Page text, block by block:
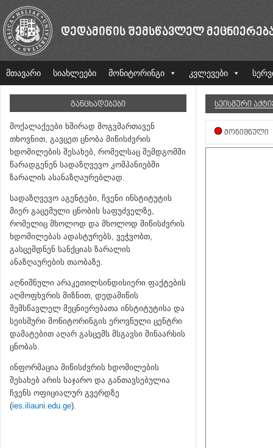
ᲓᲔᲓᲐᲛᲘᲬᲘᲡ ᲨᲔᲛᲡᲬᲐᲕᲚᲔᲚ
მთავარი სიახლეები მონიტორინგი კვლევები
ᲒᲐᲜᲪᲮᲐᲓᲔᲑᲔᲑᲘ
მოქალაქეები ხშირად მოგვმართავენ
თხოვნით, გავცეთ ცნობა მიწისძვრის
ხდომილების შესახებ, რომელსაც შემდგომში
წარადგენენ სადაზღვევო კომპანიებში
ზარალის ასანაზღაურებლად.
სადაზღვევო აგენტები, ჩვენი ინსტიტუტის
მიერ გაცემული ცნობის საფუძველზე,
რომელიც მხოლოდ და მხოლოდ მიწისძვრის
ხდომილებას ადასტურებს, ვეჭვობთ,
გასცემდნენ სანქციას ზარალის
ანაზღაურების თაობაზე.
აღნიშნული არაკეთილსინდისიერი ფაქტების
აღმოფხვრის მიზნით, დედამიწის
შემსწავლელ მეცნიერებათა ინსტიტუტისა და
სეისმური მონიტორინგის ეროვნული ცენტრი
დამატებით აღარ გასცემს მსგავსი შინაარსის
ცნობას.
ინფორმაცია მიწისძვრის ხდომილების
შესახებ არის საჯარო და განთავსებულია
ჩვენს ოფიციალურ გვერდზე
(ies.iliauni.edu.ge).
ᲡᲔᲘᲡᲛᲣᲠᲘ
ᲛᲝᲜᲘᲨᲜᲣᲚᲘ